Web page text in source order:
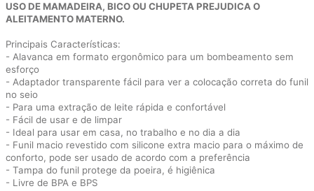
USO DE MAMADEIRA, BICO OU CHUPETA PREJUDICA O
ALEITAMENTO MATERNO.
Principais Características:
- Alavanca em formato ergonômico para um bombeamento sem
esforço
- Adaptador transparente fácil para ver a colocação correta do funil
no seio
- Para uma extração de leite rápida e confortável
- Fácil de usar e de limpar
- Ideal para usar em casa, no trabalho e no dia a dia
- Funil macio revestido com silicone extra macio para o máximo de
conforto, pode ser usado de acordo com a preferência
- Tampa do funil protege da poeira, é higiênica
- Livre de BPA e BPS